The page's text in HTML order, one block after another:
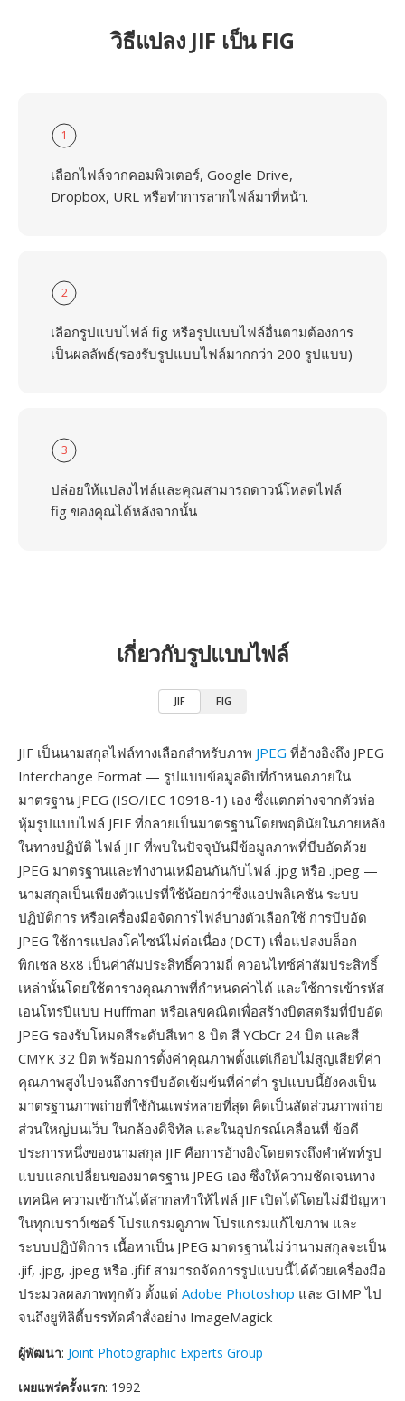
วิธีแปลง JIF เป็น FIG
1
เลือกไฟล์จากคอมพิวเตอร์, Google Drive,
Dropbox, URL หรือทำการลากไฟล์มาที่หน้า.
2
เลือกรูปแบบไฟล์ fig หรือรูปแบบไฟล์อื่นตามต้องการ
เป็นผลลัพธ์(รองรับรูปแบบไฟล์มากกว่า 200 รูปแบบ)
3
ปล่อยให้แปลงไฟล์และคุณสามารถดาวน์โหลดไฟล์
fig ของคุณได้หลังจากนั้น
เกี่ยวกับรูปแบบไฟล์
JIF FIG
JIF เป็นนามสกุลไฟล์ทางเลือกสำหรับภาพ JPEG ที่อ้างอิงถึง JPEG
Interchange Format — รูปแบบข้อมูลดิบที่กำหนดภายใน
มาตรฐาน JPEG (ISO/IEC 10918-1) เอง ซึ่งแตกต่างจากตัวห่อ
หุ้มรูปแบบไฟล์ JFIF ที่กลายเป็นมาตรฐานโดยพฤตินัยในภายหลัง
ในทางปฏิบัติ ไฟล์ JIF ที่พบในปัจจุบันมีข้อมูลภาพที่บีบอัดด้วย
JPEG มาตรฐานและทำงานเหมือนกันกับไฟล์ .jpg หรือ .jpeg —
นามสกุลเป็นเพียงตัวแปรที่ใช้น้อยกว่าซึ่งแอปพลิเคชัน ระบบ
ปฏิบัติการ หรือเครื่องมือจัดการไฟล์บางตัวเลือกใช้ การบีบอัด
JPEG ใช้การแปลงโคไซน์ไม่ต่อเนื่อง (DCT) เพื่อแปลงบล็อก
พิกเซล 8x8 เป็นค่าสัมประสิทธิ์ความถี่ ควอนไทซ์ค่าสัมประสิทธิ์
เหล่านั้นโดยใช้ตารางคุณภาพที่กำหนดค่าได้ และใช้การเข้ารหัส
เอนโทรปีแบบ Huffman หรือเลขคณิตเพื่อสร้างบิตสตรีมที่บีบอัด
JPEG รองรับโหมดสีระดับสีเทา 8 บิต สี YCbCr 24 บิต และสี
CMYK 32 บิต พร้อมการตั้งค่าคุณภาพตั้งแต่เกือบไม่สูญเสียที่ค่า
คุณภาพสูงไปจนถึงการบีบอัดเข้มข้นที่ค่าต่ำ รูปแบบนี้ยังคงเป็น
มาตรฐานภาพถ่ายที่ใช้กันแพร่หลายที่สุด คิดเป็นสัดส่วนภาพถ่าย
ส่วนใหญ่บนเว็บ ในกล้องดิจิทัล และในอุปกรณ์เคลื่อนที่ ข้อดี
ประการหนึ่งของนามสกุล JIF คือการอ้างอิงโดยตรงถึงคำศัพท์รูป
แบบแลกเปลี่ยนของมาตรฐาน JPEG เอง ซึ่งให้ความชัดเจนทาง
เทคนิค ความเข้ากันได้สากลทำให้ไฟล์ JIF เปิดได้โดยไม่มีปัญหา
ในทุกเบราว์เซอร์ โปรแกรมดูภาพ โปรแกรมแก้ไขภาพ และ
ระบบปฏิบัติการ เนื้อหาเป็น JPEG มาตรฐานไม่ว่านามสกุลจะเป็น
.jif, .jpg, .jpeg หรือ .jfif สามารถจัดการรูปแบบนี้ได้ด้วยเครื่องมือ
ประมวลผลภาพทุกตัว ตั้งแต่ Adobe Photoshop และ GIMP ไป
จนถึงยูทิลิตี้บรรทัดคำสั่งอย่าง ImageMagick
ผู้พัฒนา: Joint Photographic Experts Group
เผยแพร่ครั้งแรก: 1992